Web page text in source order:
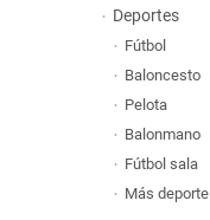
Deportes
Fútbol
Baloncesto
Pelota
Balonmano
Fútbol sala
Más deporte